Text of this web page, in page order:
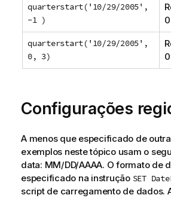
quarterstart('10/29/2005',
-1 )
quarterstart('10/29/2005',
0, 3)
Configurações
A menos que especificado de
exemplos neste tópico usam o
data: MM/DD/AAAA. O formato de
especificado na instrução SET
script de carregamento de dados.